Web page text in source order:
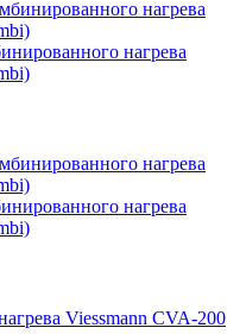
нагрева
нагрева